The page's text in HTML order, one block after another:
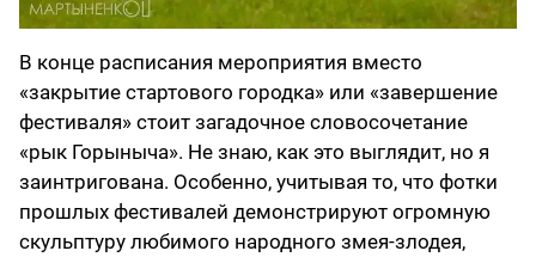
В конце расписания мероприятия вместо
«закрытие стартового городка» или «завершение
фестиваля» стоит загадочное словосочетание
«рык Горыныча». Не знаю, как это выглядит, но я
заинтригована. Особенно, учитывая то, что фотки
прошлых фестивалей демонстрируют огромную
скульптуру любимого народного змея-злодея,